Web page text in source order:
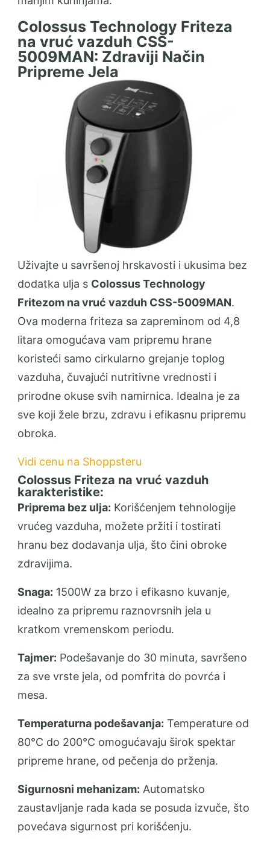
Colossus Technology Friteza
na vruć vazduh CSS-
5009MAN: Zdraviji Način
Pripreme Jela
Uživajte u savršenoj hrskavosti i ukusima bez
dodatka ulja s Colossus Technology
Fritezom na vruć vazduh CSS-5009MAN.
Ova moderna friteza sa zapreminom od 4,8
litara omogućava vam pripremu hrane
koristeći samo cirkularno grejanje toplog
vazduha, čuvajući nutritivne vrednosti i
prirodne okuse svih namirnica. Idealna je za
sve koji žele brzu, zdravu i efikasnu pripremu
obroka.
Vidi cenu na Shoppsteru
Colossus Friteza na vruć vazduh
karakteristike:
Priprema bez ulja: Korišćenjem tehnologije
vrućeg vazduha, možete pržiti i tostirati
hranu bez dodavanja ulja, što čini obroke
zdravijima.
Snaga: 1500W za brzo i efikasno kuvanje,
idealno za pripremu raznovrsnih jela u
kratkom vremenskom periodu.
Tajmer: Podešavanje do 30 minuta, savršeno
za sve vrste jela, od pomfrita do povrća i
mesa.
Temperaturna podešavanja: Temperature od
80°C do 200°C omogućavaju širok spektar
pripreme hrane, od pečenja do prženja.
Sigurnosni mehanizam: Automatsko
zaustavljanje rada kada se posuda izvuče, što
povećava sigurnost pri korišćenju.